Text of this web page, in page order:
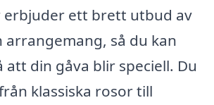
erbjuder ett brett utbud av
arrangemang, så du kan
att din gåva blir speciell. Du
klassiska rosor till